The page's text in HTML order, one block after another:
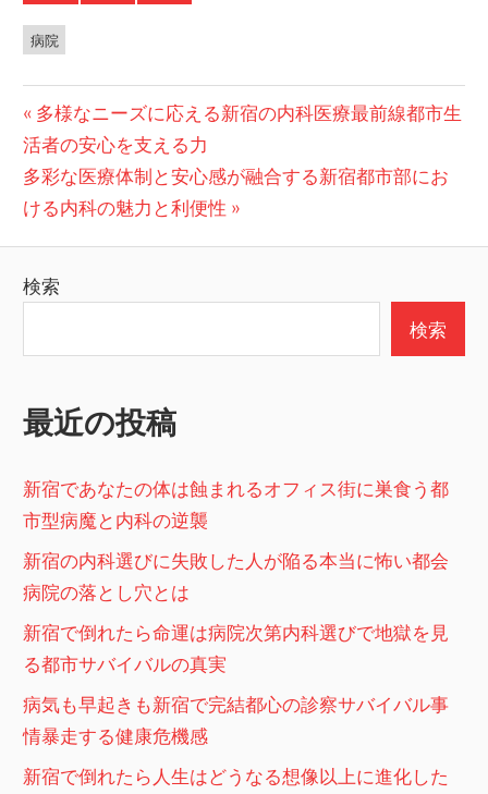
病院
投
稿
ナ
ビ
ゲ
ョ
前
の
投
稿:
多様なニーズに応える新宿の内科医療最前線都市生
活者の安心を支える力
次
の
多彩な医療体制と安心感が融合する新宿都市部にお
ける内科の魅力と利便性
検索
検索
最近の投稿
新宿であなたの体は蝕まれるオフィス街に巣食う都
市型病魔と内科の逆襲
新宿の内科選びに失敗した人が陥る本当に怖い都会
病院の落とし穴とは
新宿で倒れたら命運は病院次第内科選びで地獄を見
る都市サバイバルの真実
病気も早起きも新宿で完結都心の診察サバイバル事
情暴走する健康危機感
新宿で倒れたら人生はどうなる想像以上に進化した